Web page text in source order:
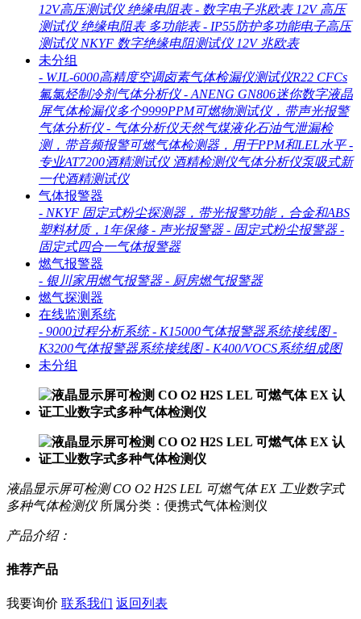
12V高压测试仪 绝缘电阻表 - 数字电子兆欧表 12V 高压
测试仪 绝缘电阻表 多功能表 - IP55防护多功能电子高压
测试仪 NKYF 数字绝缘电阻测试仪 12V 兆欧表
未分组
- WJL-6000高精度空调卤素气体检漏仪测试仪R22 CFCs
氟氯烃制冷剂气体分析仪 - ANENG GN806迷你数字液晶
屏气体检漏仪多个9999PPM可燃物测试仪，带声光报警
气体分析仪 - 气体分析仪天然气煤液化石油气泄漏检
测，带音频报警可燃气体检测器，用于PPM和LEL水平 -
专业AT7200酒精测试仪 酒精检测仪气体分析仪泵吸式新
一代酒精测试仪
气体报警器
- NKYF 固定式粉尘探测器，带光报警功能，合金和ABS
塑料材质，1年保修 - 声光报警器 - 固定式粉尘报警器 -
固定式四合一气体报警器
燃气报警器
- 银川家用燃气报警器 - 厨房燃气报警器
燃气探测器
在线监测系统
- 9000过程分析系统 - K15000气体报警器系统接线图 -
K3200气体报警器系统接线图 - K400/VOCS系统组成图
未分组
液晶显示屏可检测 CO O2 H2S LEL 可燃气体 EX 工业数字式
多种气体检测仪 所属分类：便携式气体检测仪
产品介绍：
推荐产品
我要询价 联系我们 返回列表